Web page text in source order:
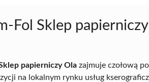
Fol Sklep
papierniczy Ola zajmuje czołową
na lokalnym rynku usług